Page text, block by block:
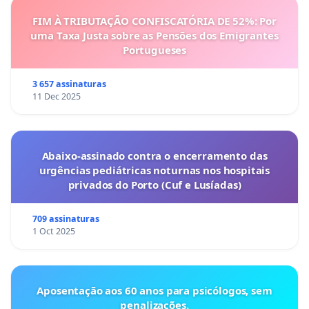
FIM À TRIBUTAÇÃO CONFISCATÓRIA DE 52%: Por
uma Taxa Justa sobre as Pensões dos Emigrantes
Portugueses
3 657 assinaturas
11 Dec 2025
Abaixo-assinado contra o encerramento das
urgências pediátricas noturnas nos hospitais
privados do Porto (Cuf e Lusíadas)
709 assinaturas
1 Oct 2025
Aposentação aos 60 anos para psicólogos, sem
penalizações.